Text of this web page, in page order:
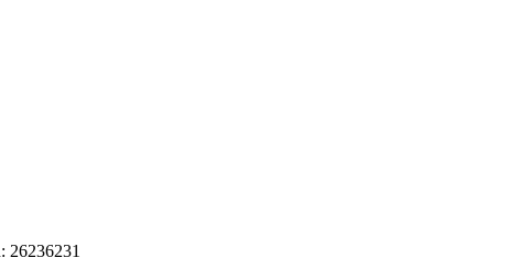
26236231